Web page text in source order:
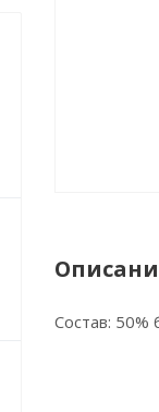
Состав: 50%